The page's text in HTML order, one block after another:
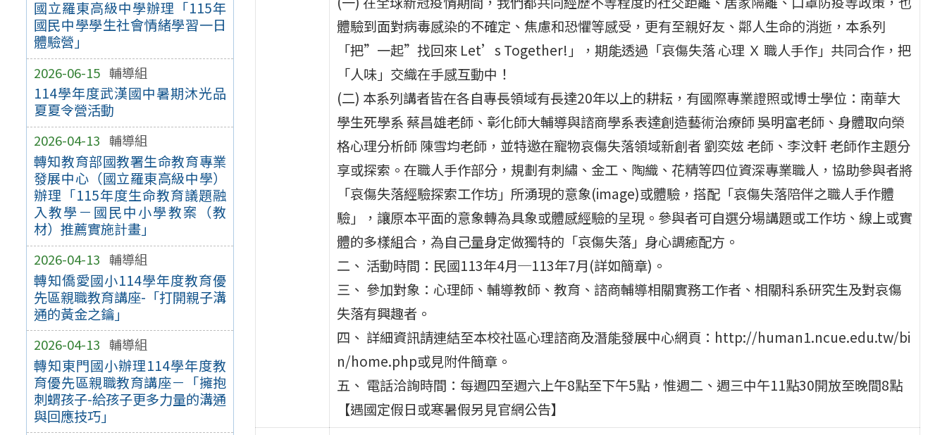
國立羅東高級中學辦理「115年
國民中學學生社會情緒學習一日
體驗營」
2026-06-15 輔導組
114學年度武漢國中暑期沐光品
夏夏令營活動
2026-04-13 輔導組
轉知教育部國教署生命教育專業
發展中心（國立羅東高級中學）
辦理「115年度生命教育議題融
入教學－國民中小學教案（教
材）推薦實施計畫」
2026-04-13 輔導組
轉知僑愛國小114學年度教育優
先區親職教育講座-「打開親子溝
通的黃金之鑰」
2026-04-13 輔導組
轉知東門國小辦理114學年度教
育優先區親職教育講座－「擁抱
刺蝟孩子-給孩子更多力量的溝通
與回應技巧」
體驗到面對病毒感染的不確定、焦慮和恐懼等感受，更有至親好友、鄰人生命的消逝，本系列
「把”一起”找回來 Let’s Together!」，期能透過「哀傷失落 心理 Ｘ 職人手作」共同合作，把
「人味」交織在手感互動中！
(二) 本系列講者皆在各自專長領域有長達20年以上的耕耘，有國際專業證照或博士學位：南華大
學生死學系 蔡昌雄老師、彰化師大輔導與諮商學系表達創造藝術治療師 吳明富老師、身體取向榮
格心理分析師 陳雪均老師，並特邀在寵物哀傷失落領域新創者 劉奕妶 老師、李汶軒 老師作主題分
享或探索。在職人手作部分，規劃有刺繡、金工、陶織、花精等四位資深專業職人，協助參與者將
「哀傷失落經驗探索工作坊」所湧現的意象(image)或體驗，搭配「哀傷失落陪伴之職人手作體
驗」，讓原本平面的意象轉為具象或體感經驗的呈現。參與者可自選分場講題或工作坊、線上或實
體的多樣組合，為自己量身定做獨特的「哀傷失落」身心調癒配方。
二、 活動時間：民國113年4月─113年7月(詳如簡章)。
三、 參加對象：心理師、輔導教師、教育、諮商輔導相關實務工作者、相關科系研究生及對哀傷
失落有興趣者。
四、 詳細資訊請連結至本校社區心理諮商及潛能發展中心網頁：http://human1.ncue.edu.tw/bi
n/home.php或見附件簡章。
五、 電話洽詢時間：每週四至週六上午8點至下午5點，惟週二、週三中午11點30開放至晚間8點
【遇國定假日或寒暑假另見官網公告】